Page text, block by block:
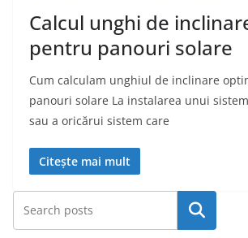
Calcul unghi de
pentru panouri solare
Cum calculam unghiul de inclinare
panouri solare La instalarea unui
sau a oricărui sistem care
Citește mai mult
Caută